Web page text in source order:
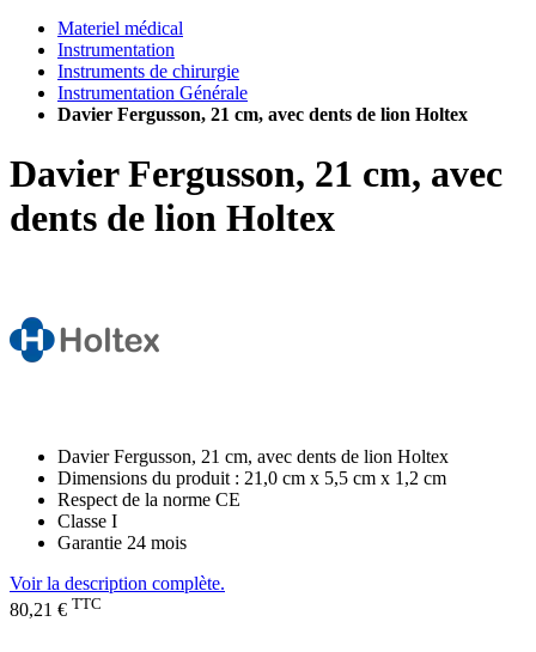
Materiel médical
Instrumentation
Instruments de chirurgie
Instrumentation Générale
Davier Fergusson, 21 cm, avec dents de lion Holtex
Davier Fergusson, 21 cm, avec
dents de lion Holtex
Davier Fergusson, 21 cm, avec dents de lion Holtex
Dimensions du produit : 21,0 cm x 5,5 cm x 1,2 cm
Respect de la norme CE
Classe I
Garantie 24 mois
Voir la description complète.
80,21 € TTC